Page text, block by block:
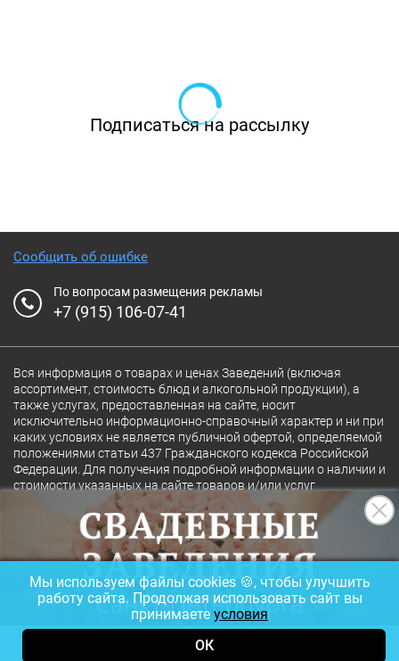
Подписаться на рассылку
Сообщить об ошибке
По вопросам размещения рекламы
+7 (915) 106-07-41
Вся информация о товарах и ценах Заведений (включая
ассортимент, стоимость блюд и алкогольной продукции), а
также услугах, предоставленная на сайте, носит
исключительно информационно-справочный характер и ни при
каких условиях не является публичной офертой, определяемой
положениями статьи 437 Гражданского кодекса Российской
Федерации. Для получения подробной информации о наличии и
стоимости указанных на сайте товаров и/или услуг
конкретного Заведения обращайтесь непосредственно в
Полная версия сайта 18+
© 2026 Ресторан.Ru
Мы используем файлы cookies 🍪, чтобы улучшить
работу сайта. Продолжая использовать сайт вы
принимаете условия
ОК